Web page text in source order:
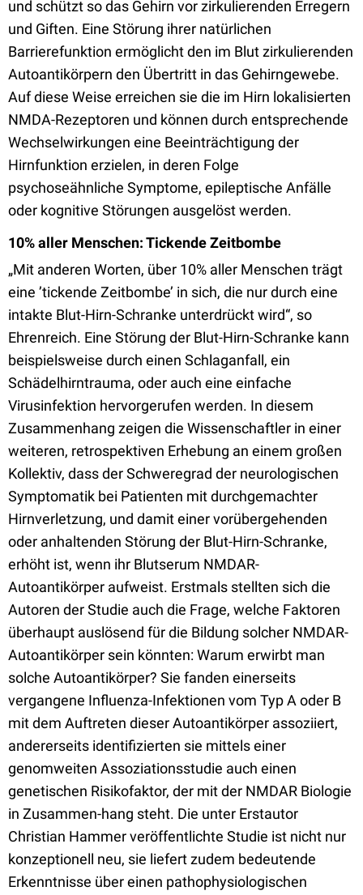
und schützt so das Gehirn vor zirkulierenden Erregern
und Giften. Eine Störung ihrer natürlichen
Barrierefunktion ermöglicht den im Blut zirkulierenden
Autoantikörpern den Übertritt in das Gehirngewebe.
Auf diese Weise erreichen sie die im Hirn lokalisierten
NMDA-Rezeptoren und können durch entsprechende
Wechselwirkungen eine Beeinträchtigung der
Hirnfunktion erzielen, in deren Folge
psychoseähnliche Symptome, epileptische Anfälle
oder kognitive Störungen ausgelöst werden.
10% aller Menschen: Tickende Zeitbombe
„Mit anderen Worten, über 10% aller Menschen trägt
eine ’tickende Zeitbombe’ in sich, die nur durch eine
intakte Blut-Hirn-Schranke unterdrückt wird“, so
Ehrenreich. Eine Störung der Blut-Hirn-Schranke kann
beispielsweise durch einen Schlaganfall, ein
Schädelhirntrauma, oder auch eine einfache
Virusinfektion hervorgerufen werden. In diesem
Zusammenhang zeigen die Wissenschaftler in einer
weiteren, retrospektiven Erhebung an einem großen
Kollektiv, dass der Schweregrad der neurologischen
Symptomatik bei Patienten mit durchgemachter
Hirnverletzung, und damit einer vorübergehenden
oder anhaltenden Störung der Blut-Hirn-Schranke,
erhöht ist, wenn ihr Blutserum NMDAR-
Autoantikörper aufweist. Erstmals stellten sich die
Autoren der Studie auch die Frage, welche Faktoren
überhaupt auslösend für die Bildung solcher NMDAR-
Autoantikörper sein könnten: Warum erwirbt man
solche Autoantikörper? Sie fanden einerseits
vergangene Influenza-Infektionen vom Typ A oder B
mit dem Auftreten dieser Autoantikörper assoziiert,
andererseits identifizierten sie mittels einer
genomweiten Assoziationsstudie auch einen
genetischen Risikofaktor, der mit der NMDAR Biologie
in Zusammen-hang steht. Die unter Erstautor
Christian Hammer veröffentlichte Studie ist nicht nur
konzeptionell neu, sie liefert zudem bedeutende
Erkenntnisse über einen pathophysiologischen